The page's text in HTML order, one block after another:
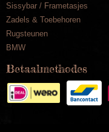
Sissybar / Frametasjes
Zadels & Toebehoren
Rugsteunen
BMW
Betaalmethodes